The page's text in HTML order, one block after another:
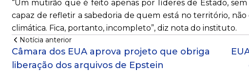
“Um mutirão que é feito apenas por líderes de Estado,
capaz de refletir a sabedoria de quem está no território,
climática. Fica, portanto, incompleto”, diz nota do instituto.
Notícia anterior
Câmara dos EUA aprova projeto que obriga
liberação dos arquivos de Epstein